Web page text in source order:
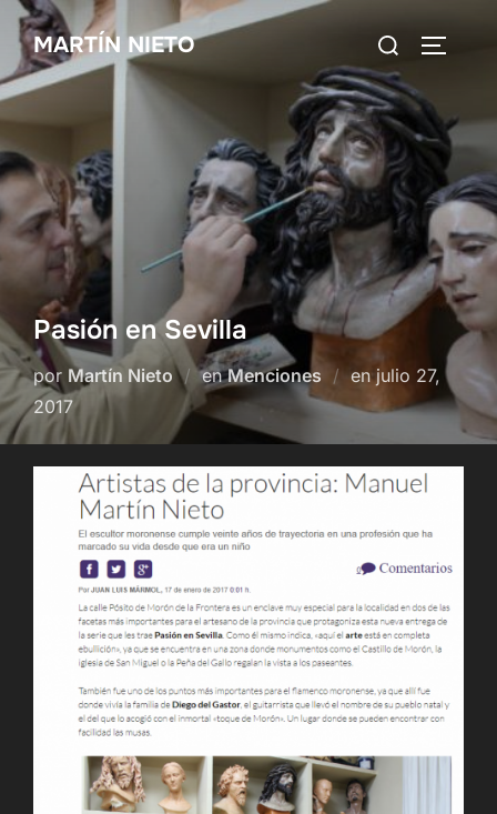
Saltar
contenido
MARTÍN NIETO Buscar:
Pasión en Sevilla
por Martín Nieto enMenciones enPublicado
el
julio 27,
2017